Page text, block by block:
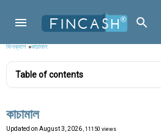
ফিনক্যাশ»কাচামাল
Table of contents
কাচামাল
Updated on August 3, 2026 , 11150 views